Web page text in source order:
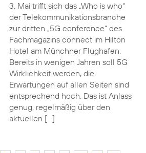
3. Mai trifft sich das „Who is who“
der Telekommunikationsbranche
zur dritten „5G conference“ des
Fachmagazins connect im Hilton
Hotel am Münchner Flughafen.
Bereits in wenigen Jahren soll 5G
Wirklichkeit werden, die
Erwartungen auf allen Seiten sind
entsprechend hoch. Das ist Anlass
genug, regelmäßig über den
aktuellen […]